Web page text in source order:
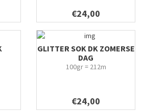
€24,00
GLITTER SOK DK ZOMERSE
DAG
100gr = 212m
€24,00